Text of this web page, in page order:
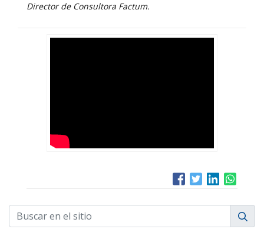
Director de Consultora Factum.